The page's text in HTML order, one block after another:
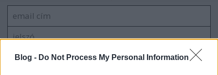
Blog - Do Not Process My Personal Information